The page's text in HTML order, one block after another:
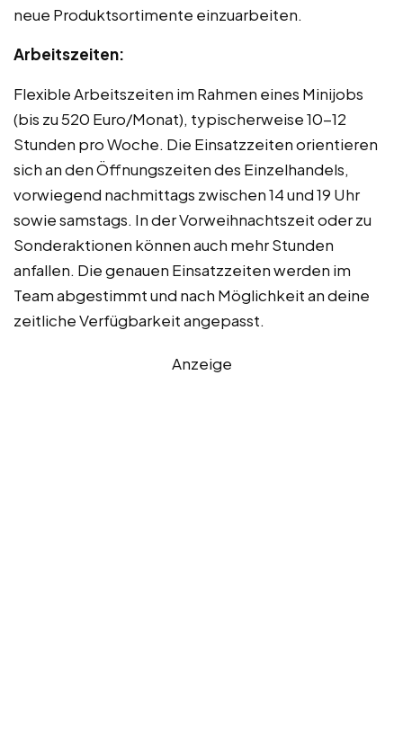
neue Produktsortimente einzuarbeiten.
Arbeitszeiten:
Flexible Arbeitszeiten im Rahmen eines Minijobs
(bis zu 520 Euro/Monat), typischerweise 10-12
Stunden pro Woche. Die Einsatzzeiten orientieren
sich an den Öffnungszeiten des Einzelhandels,
vorwiegend nachmittags zwischen 14 und 19 Uhr
sowie samstags. In der Vorweihnachtszeit oder zu
Sonderaktionen können auch mehr Stunden
anfallen. Die genauen Einsatzzeiten werden im
Team abgestimmt und nach Möglichkeit an deine
zeitliche Verfügbarkeit angepasst.
Anzeige